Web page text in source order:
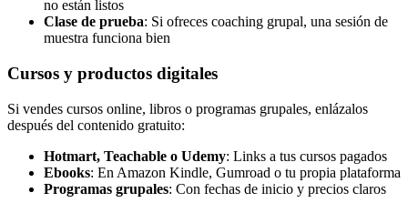
no están listos
Clase de prueba: Si ofreces coaching grupal, una sesión de
muestra funciona bien
Cursos y productos digitales
Si vendes cursos online, libros o programas grupales, enlázalos
después del contenido gratuito:
Hotmart, Teachable o Udemy: Links a tus cursos pagados
Ebooks: En Amazon Kindle, Gumroad o tu propia plataforma
Programas grupales: Con fechas de inicio y precios claros